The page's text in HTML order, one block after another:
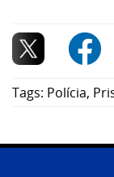
Tags: Polícia,